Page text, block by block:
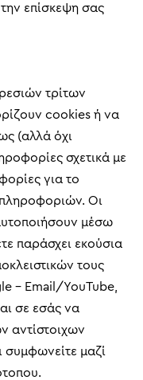
επίσκεψη σας
τρίτων
cookies ή να
(αλλά όχι
σχετικά με
για το
πληροφοριών. Οι
μέσω
παράσχει εκούσια
τους
– Email/YouTube,
σε εσάς να
αντίστοιχων
συμφωνείτε μαζί